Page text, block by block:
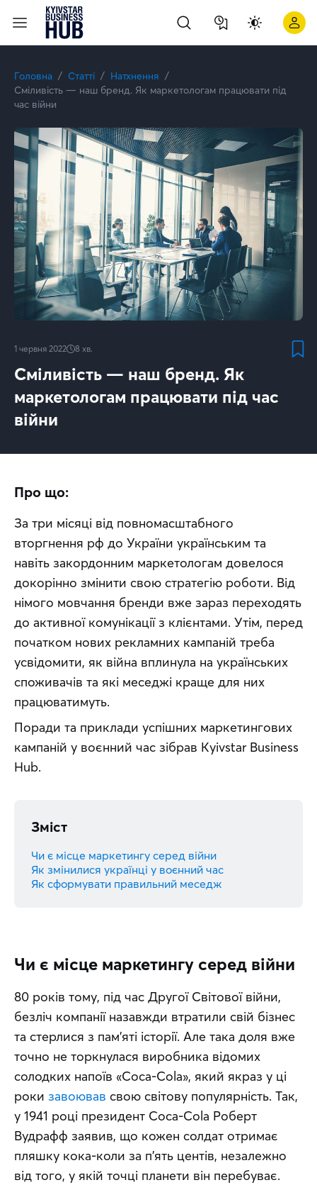
Головна Статті
Натхнення
Сміливість — наш бренд. Як маркетологам працювати під
час війни
1 червня 2022 8 хв.
Сміливість — наш бренд. Як
маркетологам працювати під час
війни
Про що:
За три місяці від повномасштабного
вторгнення рф до України українським та
навіть закордонним маркетологам довелося
докорінно змінити свою стратегію роботи. Від
німого мовчання бренди вже зараз переходять
до активної комунікації з клієнтами. Утім, перед
початком нових рекламних кампаній треба
усвідомити, як війна вплинула на українських
споживачів та які меседжі краще для них
працюватимуть.
Поради та приклади успішних маркетингових
кампаній у воєнний час зібрав Kyivstar Business
Hub.
Зміст
Чи є місце маркетингу серед війни
Як змінилися українці у воєнний час
Як сформувати правильний меседж
Чи є місце маркетингу серед війни
80 років тому, під час Другої Світової війни,
безліч компанії назавжди втратили свій бізнес
та стерлися з пам’яті історії. Але така доля вже
точно не торкнулася виробника відомих
солодких напоїв «Coca-Cola», який якраз у ці
роки завоював свою світову популярність. Так,
у 1941 році президент Coca-Cola Роберт
Вудрафф заявив, що кожен солдат отримає
пляшку кока-коли за п’ять центів, незалежно
від того, у якій точці планети він перебуває.
5 документальних фільмів про технології, бізнес і